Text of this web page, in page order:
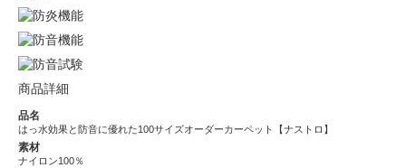
商品詳細
品名
はっ水効果と防音に優れた100サイズオーダーカーペット【ナストロ】
素材
ナイロン100％